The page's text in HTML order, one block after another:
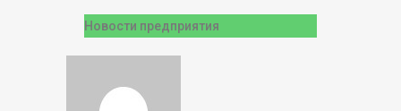
Новости предприятия